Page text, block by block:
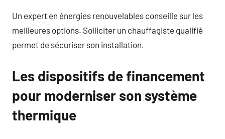
Un expert en énergies renouvelables conseille sur les
meilleures options. Solliciter un chauffagiste qualifié
permet de sécuriser son installation.
Les dispositifs de financement
pour moderniser son système
thermique